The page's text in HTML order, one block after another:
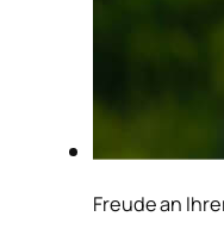
Freude an